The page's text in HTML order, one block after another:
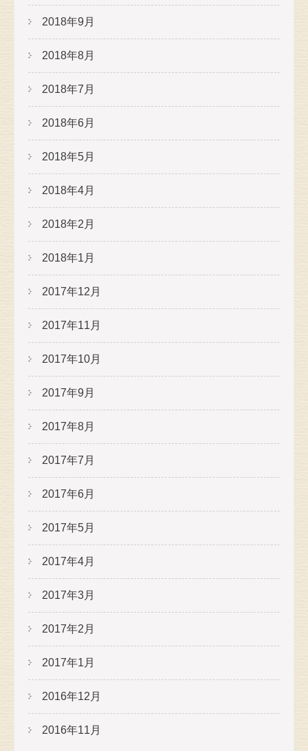
2018年9月
2018年8月
2018年7月
2018年6月
2018年5月
2018年4月
2018年2月
2018年1月
2017年12月
2017年11月
2017年10月
2017年9月
2017年8月
2017年7月
2017年6月
2017年5月
2017年4月
2017年3月
2017年2月
2017年1月
2016年12月
2016年11月